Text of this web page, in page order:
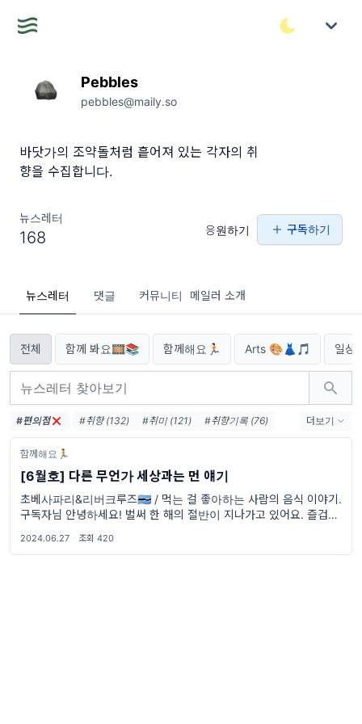
Pebbles
pebbles@maily.so
바닷가의 조약돌처럼 흩어져 있는 각자의 취
향을 수집합니다.
뉴스레터
168 응원하기 구독하기
뉴스레터 댓글 커뮤니티 메일러 소개
전체 함께 봐요🎞📚 함께해요🏃🏻 Arts 🎨👗🎵 일상
#편의점 #취향 (132) #취미 (121)
#취향기록 (76)
#취향수집 (46)
#여행 (39)
#영화 (33)
#아프리카 (13)
#아이돌 (12)
#밴드 (12)
#콘서트 (10)
#패션 (10) #웹툰 (10)
더보기
함께해요🏃🏻
[6월호] 다른 무언가 세상과는 먼 얘기
초베사파리&리버크루즈🇧🇼 / 먹는 걸 좋아하는 사람의 음식 이야기.
구독자님 안녕하세요! 벌써 한 해의 절반이 지나가고 있어요. 즐겁게
2024.06.27 · 조회 420